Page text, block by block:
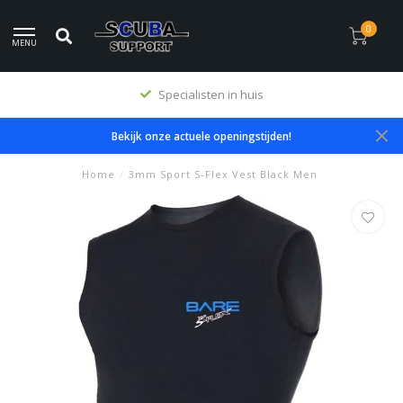
MENU
0
Specialisten in huis
Bekijk onze actuele openingstijden!
Home / 3mm Sport S-Flex Vest Black Men